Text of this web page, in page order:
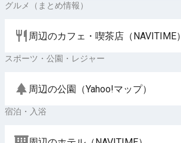
グルメ（まとめ情報）
周辺のカフェ・喫茶店（NAVITIME）
スポーツ・公園・レジャー
周辺の公園（Yahoo!マップ）
宿泊・入浴